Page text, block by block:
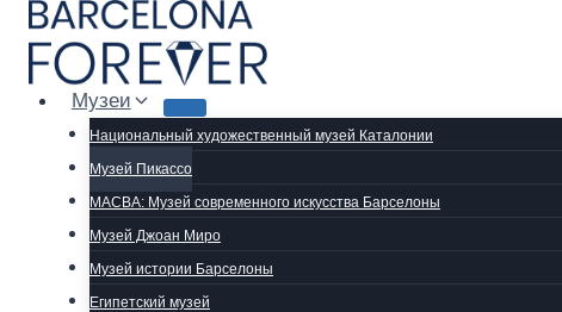
Перейти
содержимому
Музеи
Национальный художественный музей Каталонии
Музей Пикассо
MACBA: Музей современного искусства Барселоны
Музей Джоан Миро
Музей истории Барселоны
Египетский музей